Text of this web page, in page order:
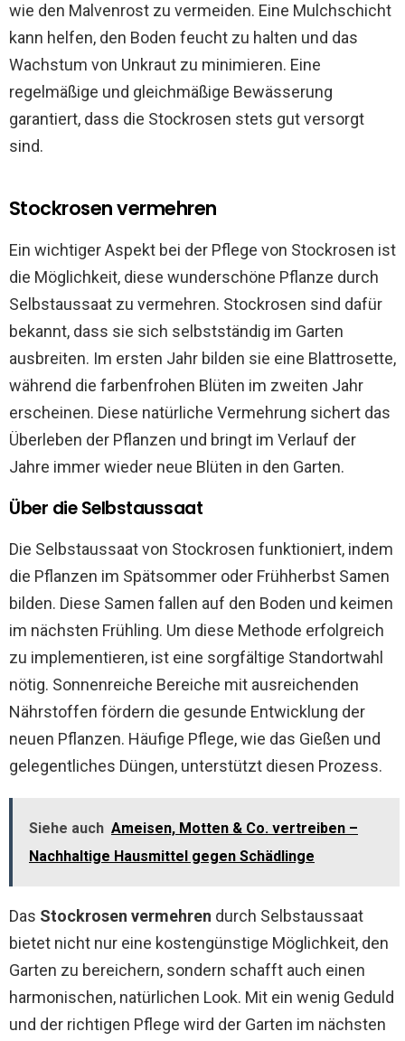
wie den Malvenrost zu vermeiden. Eine Mulchschicht
kann helfen, den Boden feucht zu halten und das
Wachstum von Unkraut zu minimieren. Eine
regelmäßige und gleichmäßige Bewässerung
garantiert, dass die Stockrosen stets gut versorgt
sind.
Stockrosen vermehren
Ein wichtiger Aspekt bei der Pflege von Stockrosen ist
die Möglichkeit, diese wunderschöne Pflanze durch
Selbstaussaat zu vermehren. Stockrosen sind dafür
bekannt, dass sie sich selbstständig im Garten
ausbreiten. Im ersten Jahr bilden sie eine Blattrosette,
während die farbenfrohen Blüten im zweiten Jahr
erscheinen. Diese natürliche Vermehrung sichert das
Überleben der Pflanzen und bringt im Verlauf der
Jahre immer wieder neue Blüten in den Garten.
Über die Selbstaussaat
Die Selbstaussaat von Stockrosen funktioniert, indem
die Pflanzen im Spätsommer oder Frühherbst Samen
bilden. Diese Samen fallen auf den Boden und keimen
im nächsten Frühling. Um diese Methode erfolgreich
zu implementieren, ist eine sorgfältige Standortwahl
nötig. Sonnenreiche Bereiche mit ausreichenden
Nährstoffen fördern die gesunde Entwicklung der
neuen Pflanzen. Häufige Pflege, wie das Gießen und
gelegentliches Düngen, unterstützt diesen Prozess.
Siehe auch Ameisen, Motten & Co. vertreiben –
Nachhaltige Hausmittel gegen Schädlinge
Das Stockrosen vermehren durch Selbstaussaat
bietet nicht nur eine kostengünstige Möglichkeit, den
Garten zu bereichern, sondern schafft auch einen
harmonischen, natürlichen Look. Mit ein wenig Geduld
und der richtigen Pflege wird der Garten im nächsten